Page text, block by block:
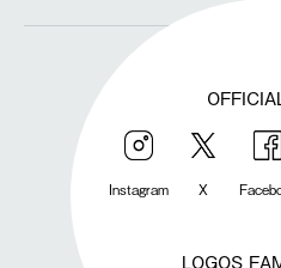
Instagram X
LOGOS